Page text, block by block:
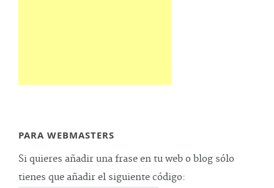
PARA WEBMASTERS
Si quieres añadir una frase en tu web o blog sólo
tienes que añadir el siguiente código: